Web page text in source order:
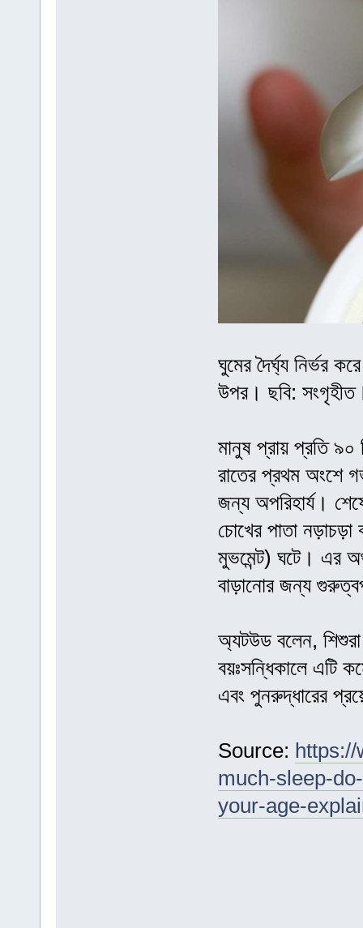
ঘুমের দৈর্ঘ্য নির্ভর
উপর। ছবি:
মানুষ প্রায় প্রতি ৯০
রাতের প্রথম অংশে
জন্য অপরিহার্য।
চোখের পাতা
মুভমেন্ট) ঘটে। এর
বাড়ানোর জন্য
অ্যটউড বলেন,
বয়ঃসন্ধিকালে এটি
এবং পুনরুদ্ধারের
Source:
much-sleep-
your-age-